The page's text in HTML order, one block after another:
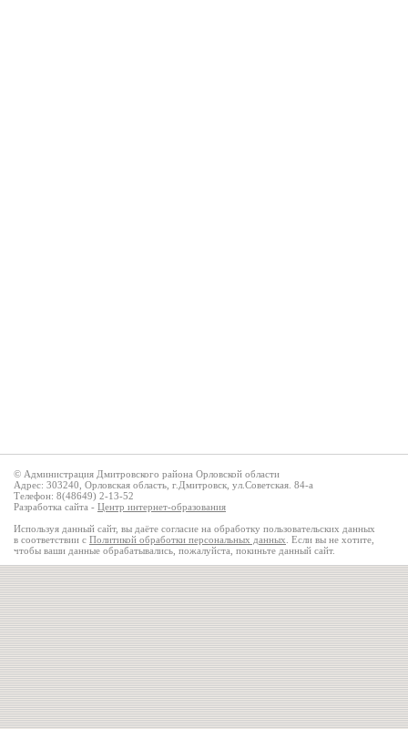
© Администрация Дмитровского района Орловской области
Адрес: 303240, Орловская область, г.Дмитровск, ул.Советская. 84-а
Телефон: 8(48649) 2-13-52
Разработка сайта - Центр интернет-образования
Используя данный сайт, вы даёте согласие на обработку пользовательских данных
в соответствии с Политикой обработки персональных данных . Если вы не хотите,
чтобы ваши данные обрабатывались, пожалуйста, покиньте данный сайт.